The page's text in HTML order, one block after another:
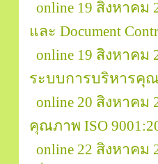
online 19 สิงหาคม
และ Document
online 19 สิงหาคม
ระบบการบริหารคุณ
online 20 สิงหาค
คุณภาพ ISO
online 22 สิงหาค